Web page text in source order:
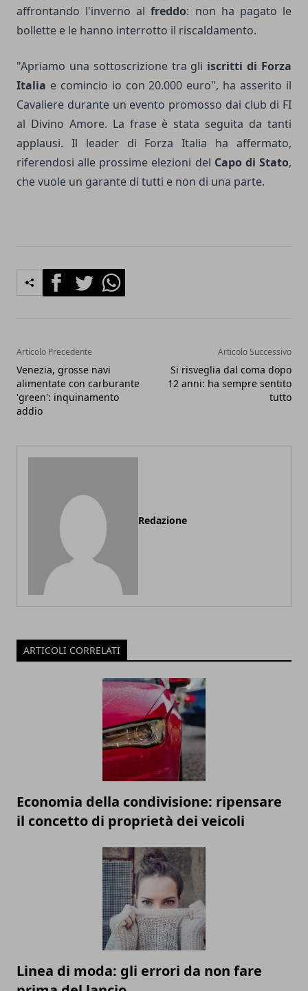
affrontando l'inverno alfreddo: non ha pagato le
bollette e le hanno interrotto il riscaldamento.
"Apriamo una sottoscrizione tra gli iscritti di Forza
Italia e comincio io con 20.000 euro", ha asserito il
Cavaliere durante un evento promosso dai club di FI
al Divino Amore. La frase è stata seguita da tanti
applausi. Il leader di Forza Italia ha affermato,
riferendosi alle prossime elezioni del Capo di Stato,
che vuole un garante di tutti e non di una parte.
FacebookTwitterWhatsapp
Articolo Precedente
Venezia, grosse navi
alimentate con carburante
'green': inquinamento
addio
Articolo Successivo
Si risveglia dal coma dopo
12 anni: ha sempre sentito
tutto
Redazione
ARTICOLI CORRELATI
Economia della condivisione: ripensare
il concetto di proprietà dei veicoli
Linea di moda: gli errori da non fare